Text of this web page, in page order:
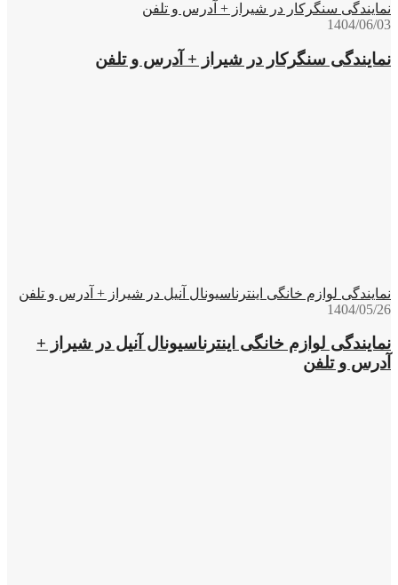
نمایندگی سنگرکار در شیراز + آدرس و تلفن
1404/06/03
نمایندگی سنگرکار در شیراز + آدرس و تلفن
نمایندگی لوازم خانگی اینترناسیونال آنیل در شیراز + آدرس و تلفن
1404/05/26
نمایندگی لوازم خانگی اینترناسیونال آنیل در شیراز +
آدرس و تلفن